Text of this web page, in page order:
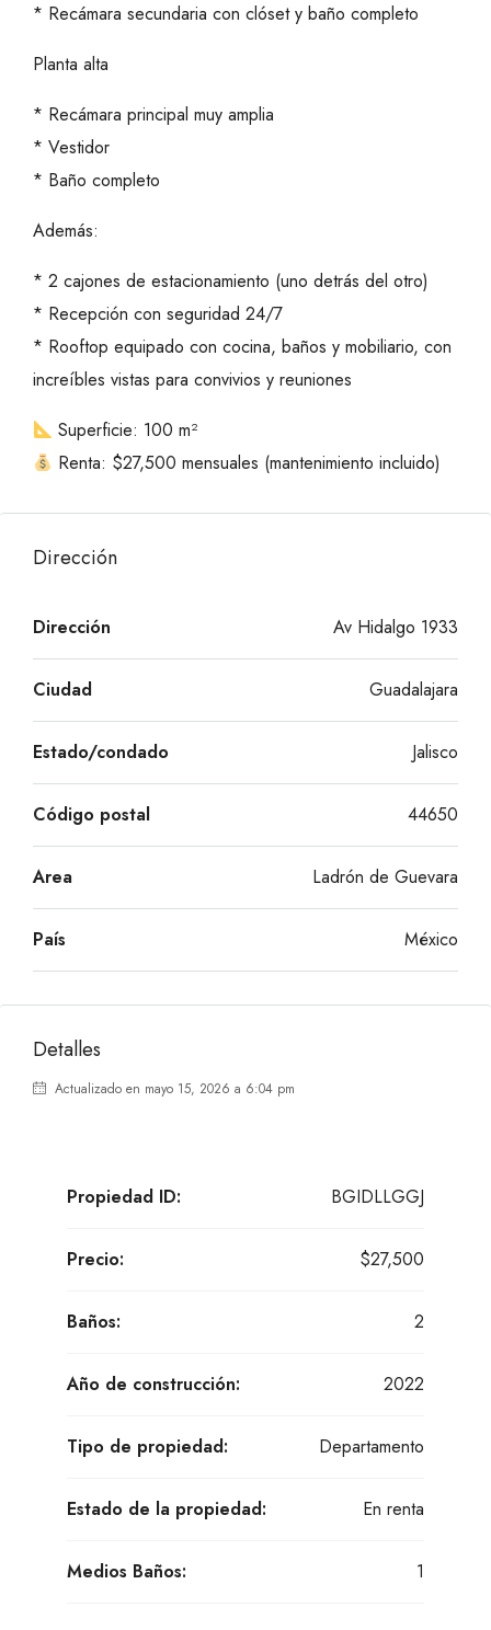
* Recámara secundaria con clóset y baño completo
Planta alta
* Recámara principal muy amplia
* Vestidor
* Baño completo
Además:
* 2 cajones de estacionamiento (uno detrás del otro)
* Recepción con seguridad 24/7
* Rooftop equipado con cocina, baños y mobiliario, con
increíbles vistas para convivios y reuniones
Superficie: 100 m²
Renta: $27,500 mensuales (mantenimiento incluido)
Dirección
Dirección Av Hidalgo 1933
Ciudad Guadalajara
Estado/condado Jalisco
Código postal 44650
Area Ladrón de Guevara
País México
Detalles
Actualizado en mayo 15, 2026 a 6:04 pm
Propiedad ID: BGIDLLGGJ
Precio: $27,500
Baños: 2
Año de construcción: 2022
Tipo de propiedad: Departamento
Estado de la propiedad: En renta
Medios Baños: 1